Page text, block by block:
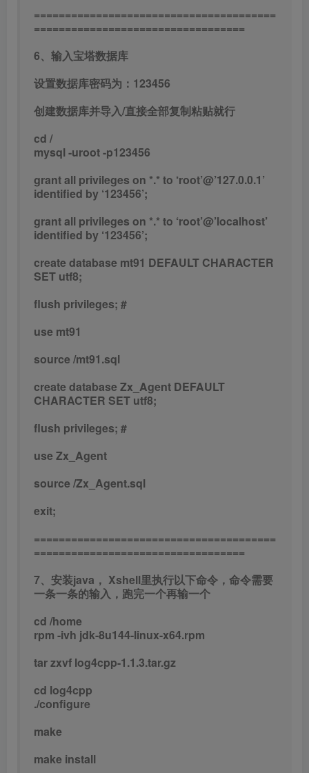
=======================================
==================================
6、输入宝塔数据库
设置数据库密码为：123456
创建数据库并导入/直接全部复制粘贴就行
cd /
mysql -uroot -p123456
grant all privileges on *.* to ‘root’@’127.0.0.1’
identified by ‘123456’;
grant all privileges on *.* to ‘root’@’localhost’
identified by ‘123456’;
create database mt91 DEFAULT CHARACTER
SET utf8;
flush privileges; #
use mt91
source /mt91.sql
create database Zx_Agent DEFAULT
CHARACTER SET utf8;
flush privileges; #
use Zx_Agent
source /Zx_Agent.sql
exit;
=======================================
==================================
7、安装java， Xshell里执行以下命令，命令需要
一条一条的输入，跑完一个再输一个
cd /home
rpm -ivh jdk-8u144-linux-x64.rpm
tar zxvf log4cpp-1.1.3.tar.gz
cd log4cpp
./configure
make
make install